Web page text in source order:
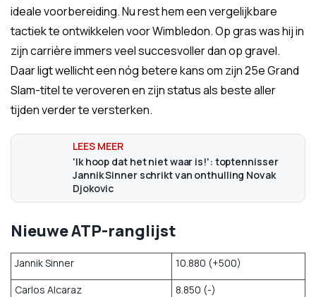
ideale voorbereiding. Nu rest hem een vergelijkbare
tactiek te ontwikkelen voor Wimbledon. Op gras was hij in
zijn carrière immers veel succesvoller dan op gravel.
Daar ligt wellicht een nóg betere kans om zijn 25e Grand
Slam-titel te veroveren en zijn status als beste aller
tijden verder te versterken.
'Ik hoop dat het niet waar is!': toptennisser
Jannik Sinner schrikt van onthulling Novak
Djokovic
Nieuwe ATP-ranglijst
Jannik Sinner
10.880 (+500)
Carlos Alcaraz
8.850 (-)